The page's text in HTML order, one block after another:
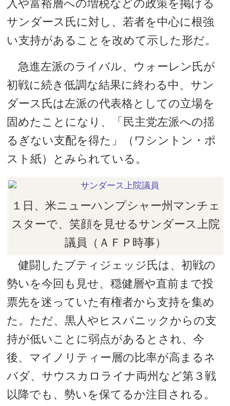
入や富裕層への増税などの政策を掲げる
サンダース氏に対し、若者を中心に根強
い支持があることを改めて示した形だ。
急進左派のライバル、ウォーレン氏が
初戦に続き低調な結果に終わる中、サン
ダース氏は左派の代表格としての立場を
固めたことになり、「民主党左派への揺
るぎない支配を得た」（ワシントン・ポ
スト紙）とみられている。
１日、米ニューハンプシャー州マンチェ
スターで、笑顔を見せるサンダース上院
議員（ＡＦＰ時事）
健闘したブティジェッジ氏は、初戦の
勢いを今回も見せ、穏健層や直前まで投
票先を迷っていた有権者から支持を集め
た。ただ、黒人やヒスパニックからの支
持が低いことに弱点があるとされ、今
後、マイノリティー層の比率が高まるネ
バダ、サウスカロライナ両州など第３戦
以降でも、勢いを保てるか注目される。